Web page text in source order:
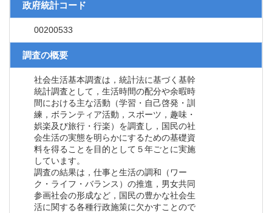
政府統計コード
00200533
調査の概要
社会生活基本調査は，統計法に基づく基幹
統計調査として，生活時間の配分や余暇時
間における主な活動（学習・自己啓発・訓
練，ボランティア活動，スポーツ，趣味・
娯楽及び旅行・行楽）を調査し，国民の社
会生活の実態を明らかにするための基礎資
料を得ることを目的として５年ごとに実施
しています。
調査の結果は，仕事と生活の調和（ワー
ク・ライフ・バランス）の推進，男女共同
参画社会の形成など，国民の豊かな社会生
活に関する各種行政施策に欠かすことので